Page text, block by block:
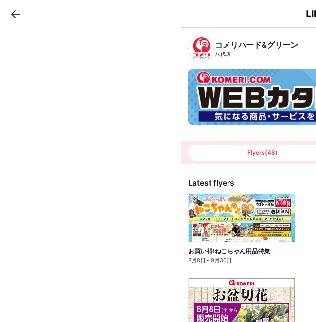
B
n
T
コメリハード&グリーン
八代店
Flyers(48)
Latest flyers
お買い得!ねこちゃん用品特集
8月8日 ～9月30日